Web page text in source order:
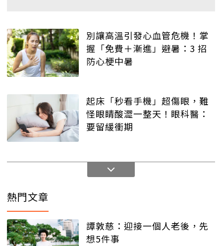
別讓高溫引發心血管危機！掌
握「免費＋漸進」避暑：3 招
防心梗中暑
起床「秒看手機」超傷眼，難
怪眼睛酸澀一整天！眼科醫：
要留緩衝期
熱門文章
譚敦慈：迎接一個人老後，先
想5件事